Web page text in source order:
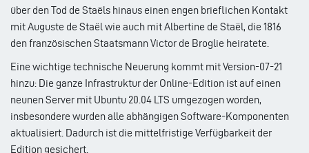
über den Tod de Staëls hinaus einen engen brieflichen Kontakt
mit Auguste de Staël wie auch mit Albertine de Staël, die 1816
den französischen Staatsmann Victor de Broglie heiratete.
Eine wichtige technische Neuerung kommt mit Version-07-21
hinzu: Die ganze Infrastruktur der Online-Edition ist auf einen
neunen Server mit Ubuntu 20.04 LTS umgezogen worden,
insbesondere wurden alle abhängigen Software-Komponenten
aktualisiert. Dadurch ist die mittelfristige Verfügbarkeit der
Edition gesichert.